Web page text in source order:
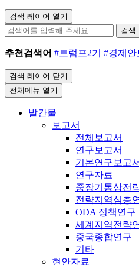
검색 레이어 열기
검색
추천검색어 #트럼프2기 #경제안
검색 레이어 닫기
전체메뉴 열기
발간물
보고서
전체보고서
연구보고서
기본연구보고서
연구자료
중장기통상전
전략지역심층
ODA 정책연구
세계지역전략
중국종합연구
기타
현안자료